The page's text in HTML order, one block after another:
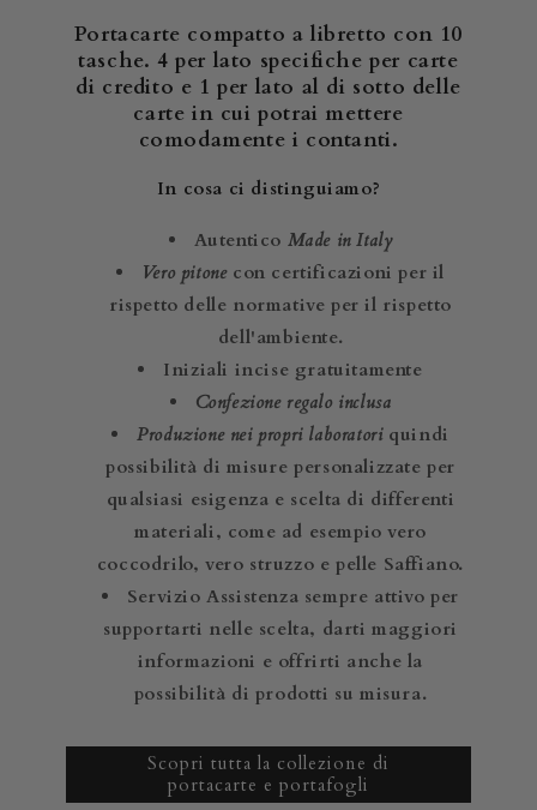
Portacarte compatto a libretto con 10
tasche. 4 per lato specifiche per carte
di credito e 1 per lato al di sotto delle
carte in cui potrai mettere
comodamente i contanti.
In cosa ci distinguiamo?
Autentico Made in Italy
Vero pitone con certificazioni per il
rispetto delle normative per il rispetto
dell'ambiente.
Iniziali incise gratuitamente
Confezione regalo inclusa
Produzione nei propri laboratoriquindi
possibilità di misure personalizzate per
qualsiasi esigenza e scelta di differenti
materiali, come ad esempio vero
coccodrilo, vero struzzo e pelle Saffiano.
Servizio Assistenza sempre attivo per
supportarti nelle scelta, darti maggiori
informazioni e offrirti anche la
possibilità di prodotti su misura.
Scopri tutta la collezione di
portacarte e portafogli